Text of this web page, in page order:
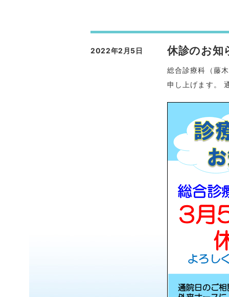
2022年2月5日 休診のお知
総合診療科（藤
申し上げます。